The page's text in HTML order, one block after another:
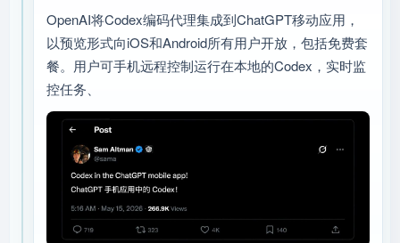
OpenAI将Codex编码代理集成到ChatGPT移动应用，
以预览形式向iOS和Android所有用户开放，包括免费套
餐。用户可手机远程控制运行在本地的Codex，实时监
控任务、